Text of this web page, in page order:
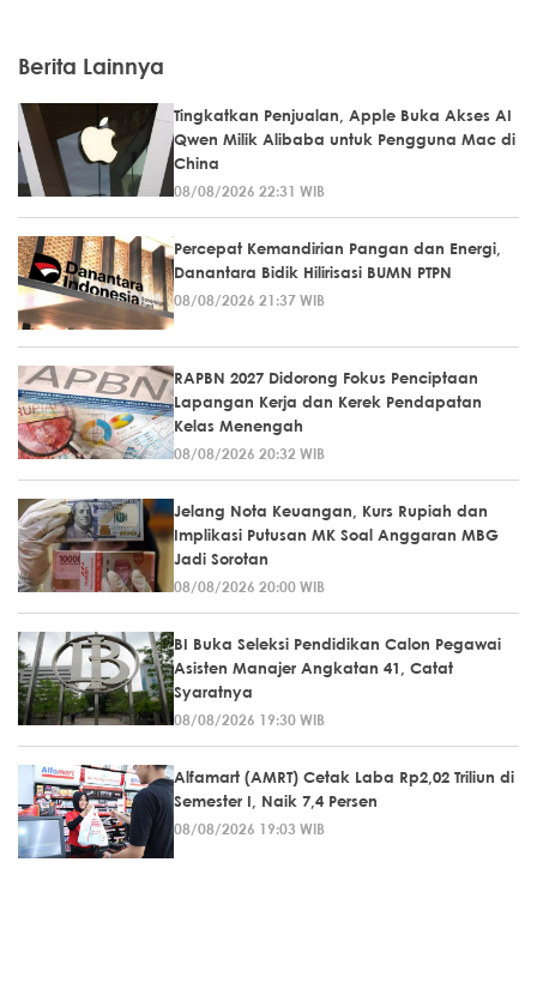
Berita Lainnya
Tingkatkan Penjualan, Apple Buka Akses AI
Qwen Milik Alibaba untuk Pengguna Mac di
China
08/08/2026 22:31 WIB
Percepat Kemandirian Pangan dan Energi,
Danantara Bidik Hilirisasi BUMN PTPN
08/08/2026 21:37 WIB
RAPBN 2027 Didorong Fokus Penciptaan
Lapangan Kerja dan Kerek Pendapatan
Kelas Menengah
08/08/2026 20:32 WIB
Jelang Nota Keuangan, Kurs Rupiah dan
Implikasi Putusan MK Soal Anggaran MBG
Jadi Sorotan
08/08/2026 20:00 WIB
BI Buka Seleksi Pendidikan Calon Pegawai
Asisten Manajer Angkatan 41, Catat
Syaratnya
08/08/2026 19:30 WIB
Alfamart (AMRT) Cetak Laba Rp2,02 Triliun di
Semester I, Naik 7,4 Persen
08/08/2026 19:03 WIB